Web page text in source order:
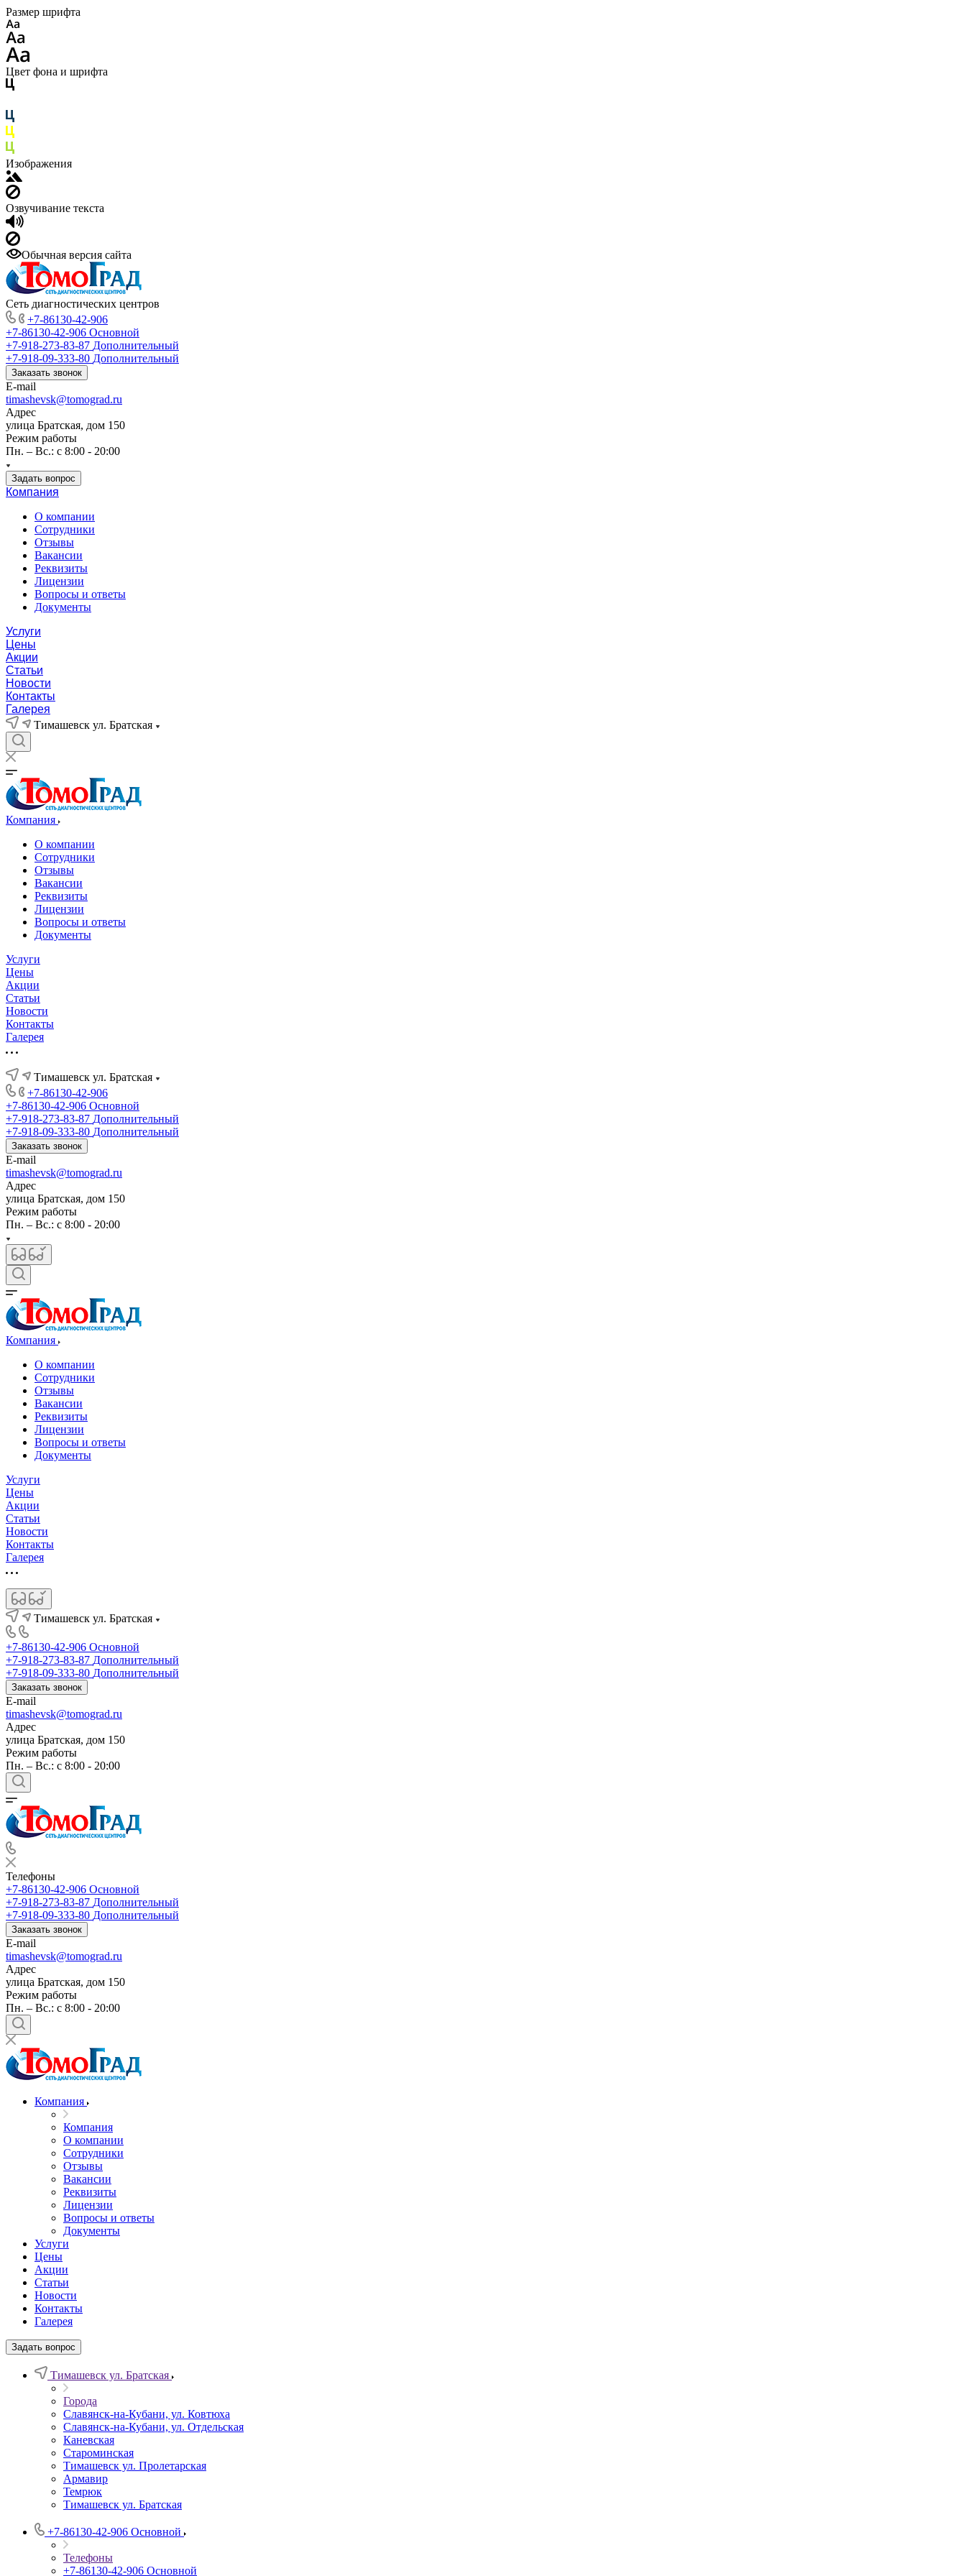
Размер шрифта
Цвет фона и шрифта
Изображения
Озвучивание текста
Обычная версия сайта
Сеть диагностических центров
+7-86130-42-906
+7-86130-42-906 Основной
+7-918-273-83-87 Дополнительный
+7-918-09-333-80 Дополнительный
Заказать звонок
E-mail
timashevsk@tomograd.ru
Адрес
улица Братская, дом 150
Режим работы
Пн. – Вс.: с 8:00 - 20:00
Задать вопрос
Компания
О компании
Сотрудники
Отзывы
Вакансии
Реквизиты
Лицензии
Вопросы и ответы
Документы
Услуги
Цены
Акции
Статьи
Новости
Контакты
Галерея
Тимашевск ул. Братская
Компания
О компании
Сотрудники
Отзывы
Вакансии
Реквизиты
Лицензии
Вопросы и ответы
Документы
Услуги
Цены
Акции
Статьи
Новости
Контакты
Галерея
Тимашевск ул. Братская
+7-86130-42-906
+7-86130-42-906 Основной
+7-918-273-83-87 Дополнительный
+7-918-09-333-80 Дополнительный
Заказать звонок
E-mail
timashevsk@tomograd.ru
Адрес
улица Братская, дом 150
Режим работы
Пн. – Вс.: с 8:00 - 20:00
Компания
О компании
Сотрудники
Отзывы
Вакансии
Реквизиты
Лицензии
Вопросы и ответы
Документы
Услуги
Цены
Акции
Статьи
Новости
Контакты
Галерея
Тимашевск ул. Братская
+7-86130-42-906 Основной
+7-918-273-83-87 Дополнительный
+7-918-09-333-80 Дополнительный
Заказать звонок
E-mail
timashevsk@tomograd.ru
Адрес
улица Братская, дом 150
Режим работы
Пн. – Вс.: с 8:00 - 20:00
Телефоны
+7-86130-42-906 Основной
+7-918-273-83-87 Дополнительный
+7-918-09-333-80 Дополнительный
Заказать звонок
E-mail
timashevsk@tomograd.ru
Адрес
улица Братская, дом 150
Режим работы
Пн. – Вс.: с 8:00 - 20:00
Компания
Компания
О компании
Сотрудники
Отзывы
Вакансии
Реквизиты
Лицензии
Вопросы и ответы
Документы
Услуги
Цены
Акции
Статьи
Новости
Контакты
Галерея
Задать вопрос
Тимашевск ул. Братская
Города
Славянск-на-Кубани, ул. Ковтюха
Славянск-на-Кубани, ул. Отдельская
Каневская
Староминская
Тимашевск ул. Пролетарская
Армавир
Темрюк
Тимашевск ул. Братская
+7-86130-42-906 Основной
Телефоны
+7-86130-42-906 Основной